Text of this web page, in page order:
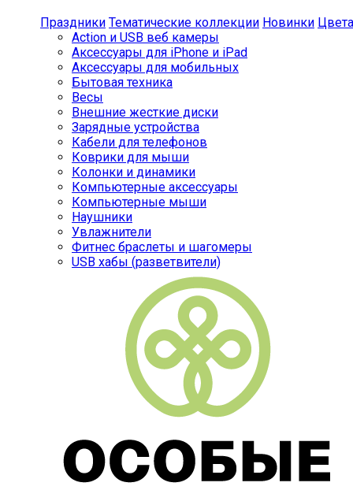
Праздники Тематические коллекции Новинки Цвета
Action и USB веб камеры
Аксессуары для iPhone и iPad
Аксессуары для мобильных
Бытовая техника
Весы
Внешние жесткие диски
Зарядные устройства
Кабели для телефонов
Коврики для мыши
Колонки и динамики
Компьютерные аксессуары
Компьютерные мыши
Наушники
Увлажнители
Фитнес браслеты и шагомеры
USB хабы (разветвители)